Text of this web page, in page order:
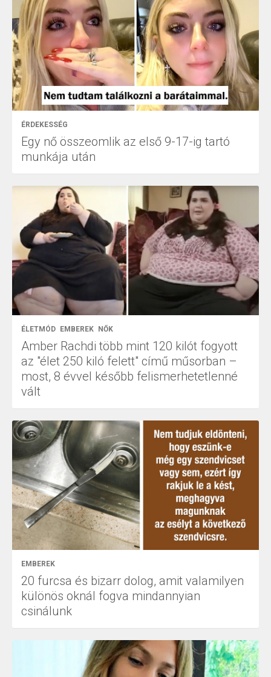
ÉRDEKESSÉG
Egy nő összeomlik az első 9-17-ig tartó
munkája után
ÉLETMÓD EMBEREK NŐK
Amber Rachdi több mint 120 kilót fogyott
az "élet 250 kiló felett" című műsorban –
most, 8 évvel később felismerhetetlenné
vált
EMBEREK
20 furcsa és bizarr dolog, amit valamilyen
különös oknál fogva mindannyian
csinálunk